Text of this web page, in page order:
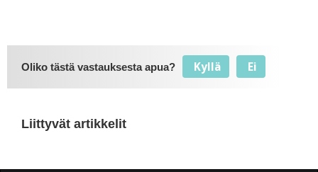
Oliko tästä vastauksesta apua? Kyllä Ei
Liittyvät artikkelit